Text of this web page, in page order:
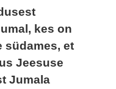
kes on
südames, et
Jeesuse
Jumala